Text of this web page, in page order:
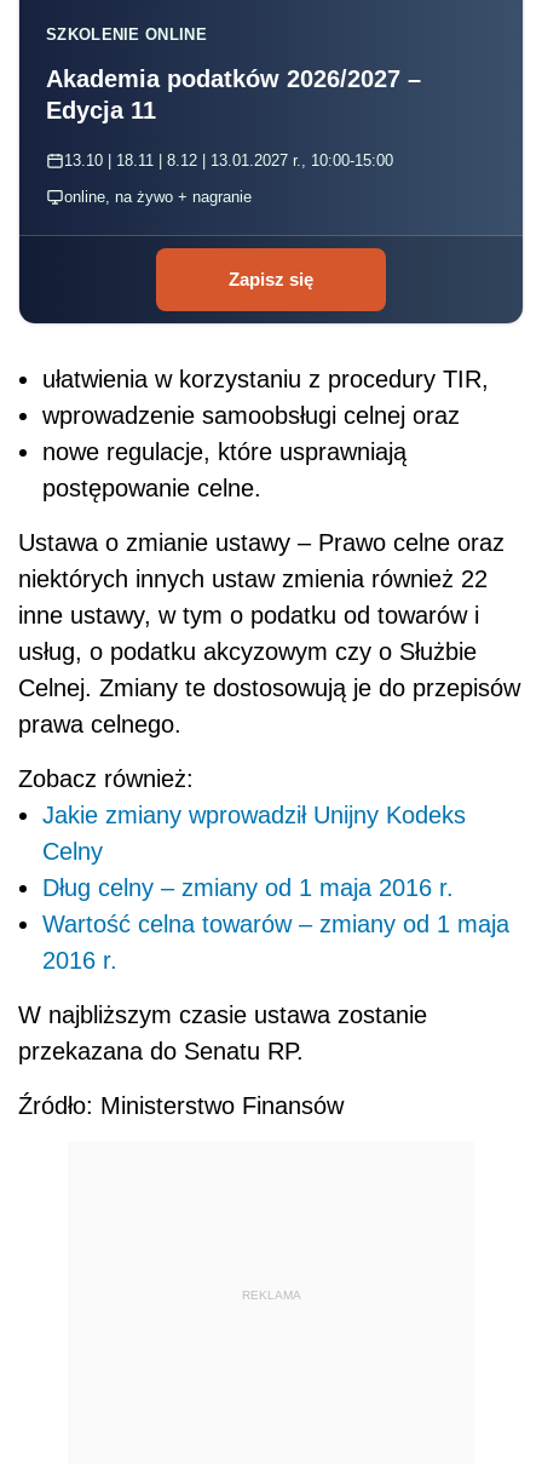
SZKOLENIE ONLINE
Akademia podatków 2026/2027 –
Edycja 11
13.10 | 18.11 | 8.12 | 13.01.2027 r., 10:00-15:00
online, na żywo + nagranie
Zapisz się
ułatwienia w korzystaniu z procedury TIR,
wprowadzenie samoobsługi celnej oraz
nowe regulacje, które usprawniają
postępowanie celne.
Ustawa o zmianie ustawy – Prawo celne oraz
niektórych innych ustaw zmienia również 22
inne ustawy, w tym o podatku od towarów i
usług, o podatku akcyzowym czy o Służbie
Celnej. Zmiany te dostosowują je do przepisów
prawa celnego.
Zobacz również:
Jakie zmiany wprowadził Unijny Kodeks
Celny
Dług celny – zmiany od 1 maja 2016 r.
Wartość celna towarów – zmiany od 1 maja
2016 r.
W najbliższym czasie ustawa zostanie
przekazana do Senatu RP.
Źródło: Ministerstwo Finansów
REKLAMA